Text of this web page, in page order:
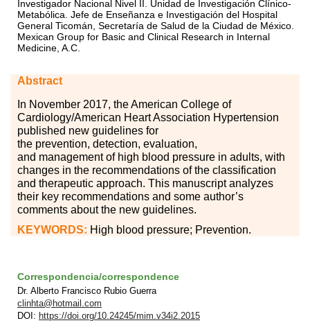
Investigador Nacional Nivel II. Unidad de Investigación Clínico-
Metabólica. Jefe de Enseñanza e Investigación del Hospital
General Ticomán, Secretaría de Salud de la Ciudad de México.
Mexican Group for Basic and Clinical Research in Internal
Medicine, A.C.
Abstract
In November 2017, the American College of
Cardiology/American Heart Association Hypertension
published new guidelines for
the prevention, detection, evaluation,
and managementof high blood pressure in adults, with
changes in the recommendations of the classification
and therapeutic approach. This manuscript analyzes
their key recommendations and some author’s
comments about the new guidelines.
KEYWORDS: High blood pressure; Prevention.
Correspondencia/correspondence
Dr. Alberto Francisco Rubio Guerra
clinhta@hotmail.com
DOI: https://doi.org/10.24245/mim.v34i2.2015